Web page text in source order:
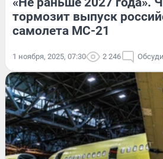
тормозит выпуск
самолета МС-21
1 ноября, 2025, 07:30 2 246